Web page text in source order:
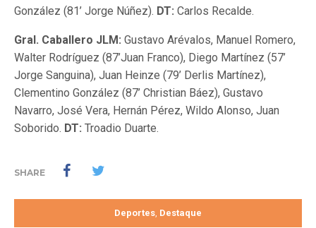
González (81’ Jorge Núñez). DT: Carlos Recalde.
Gral. Caballero JLM: Gustavo Arévalos, Manuel Romero,
Walter Rodríguez (87’Juan Franco), Diego Martínez (57’
Jorge Sanguina), Juan Heinze (79’ Derlis Martínez),
Clementino González (87’ Christian Báez), Gustavo
Navarro, José Vera, Hernán Pérez, Wildo Alonso, Juan
Soborido. DT: Troadio Duarte.
SHARE
Deportes, Destaque